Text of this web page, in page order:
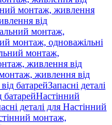
монтаж, живлення
від
монтаж,
монтаж, одноважільні
монтаж,
живлення від
живлення від
батарейЗапасні деталі
Настінний
деталі для Настінний
монтаж,